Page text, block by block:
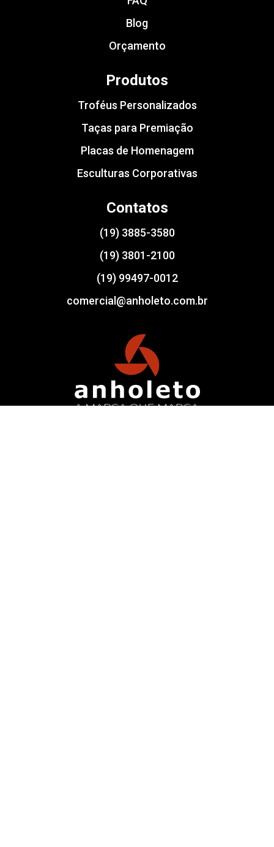
Blog
Orçamento
Produtos
Troféus Personalizados
Taças para Premiação
Placas de Homenagem
Esculturas Corporativas
Contatos
(19) 3885-3580
(19) 3801-2100
(19) 99497-0012
comercial@anholeto.com.br